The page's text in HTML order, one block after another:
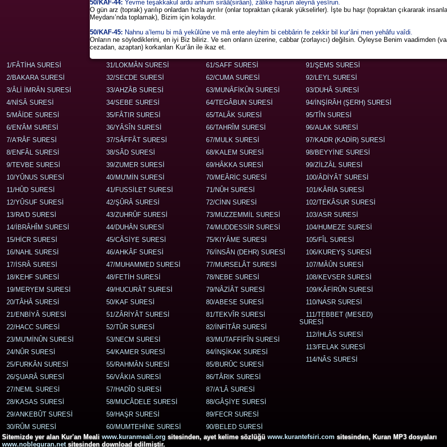
50/KAF-44: Yevme teşakkakul ardu anhum sirââ(sirâan), zâlike haşrun aleynâ yesîrun.
O gün arz (toprak) yarılıp onlardan hızla ayrılır (onlar topraktan çıkarak yükselirler). İşte bu haşr (topraktan çıkararak
Meydanı’nda toplamak), Bizim için kolaydır.
50/KAF-45: Nahnu a’lemu bi mâ yekûlûne ve mâ ente aleyhim bi cebbârin fe zekkir bil kur’âni men yehâfu vaîdi.
Onların ne söylediklerini, en iyi Biz biliriz. Ve sen onların üzerine, cabbar (zorlayıcı) değilsin. Öyleyse Benim vaadimden
cezadan, azaptan) korkanları Kur’ân ile ikaz et.
1/FÂTİHA SURESİ
2/BAKARA SURESİ
3/ÂLİ İMRÂN SURESİ
4/NİSÂ SURESİ
5/MÂİDE SURESİ
6/EN'ÂM SURESİ
7/A'RÂF SURESİ
8/ENFÂL SURESİ
9/TEVBE SURESİ
10/YÛNUS SURESİ
11/HÛD SURESİ
12/YÛSUF SURESİ
13/RA'D SURESİ
14/İBRÂHÎM SURESİ
15/HİCR SURESİ
16/NAHL SURESİ
17/İSRÂ SURESİ
18/KEHF SURESİ
19/MERYEM SURESİ
20/TÂHÂ SURESİ
21/ENBİYÂ SURESİ
22/HACC SURESİ
23/MU'MİNÛN SURESİ
24/NÛR SURESİ
25/FURKÂN SURESİ
26/ŞUARÂ SURESİ
27/NEML SURESİ
28/KASAS SURESİ
29/ANKEBÛT SURESİ
30/RÛM SURESİ
31/LOKMÂN SURESİ
32/SECDE SURESİ
33/AHZÂB SURESİ
34/SEBE SURESİ
35/FÂTIR SURESİ
36/YÂSÎN SURESİ
37/SÂFFÂT SURESİ
38/SÂD SURESİ
39/ZUMER SURESİ
40/MU'MİN SURESİ
41/FUSSİLET SURESİ
42/ŞÛRÂ SURESİ
43/ZUHRÛF SURESİ
44/DUHÂN SURESİ
45/CÂSİYE SURESİ
46/AHKÂF SURESİ
47/MUHAMMED SURESİ
48/FETİH SURESİ
49/HUCURÂT SURESİ
50/KAF SURESİ
51/ZÂRİYÂT SURESİ
52/TÛR SURESİ
53/NECM SURESİ
54/KAMER SURESİ
55/RAHMÂN SURESİ
56/VÂKIA SURESİ
57/HADÎD SURESİ
58/MUCÂDELE SURESİ
59/HAŞR SURESİ
60/MUMTEHİNE SURESİ
61/SAFF SURESİ
62/CUMA SURESİ
63/MUNÂFİKÛN SURESİ
64/TEGÂBUN SURESİ
65/TALÂK SURESİ
66/TAHRÎM SURESİ
67/MULK SURESİ
68/KALEM SURESİ
69/HÂKKA SURESİ
70/MEÂRİC SURESİ
71/NÛH SURESİ
72/CİNN SURESİ
73/MUZZEMMİL SURESİ
74/MUDDESSİR SURESİ
75/KIYÂME SURESİ
76/İNSÂN (DEHR) SURESİ
77/MURSELÂT SURESİ
78/NEBE SURESİ
79/NÂZİÂT SURESİ
80/ABESE SURESİ
81/TEKVÎR SURESİ
82/İNFİTÂR SURESİ
83/MUTAFFİFÎN SURESİ
84/İNŞİKAK SURESİ
85/BURÛC SURESİ
86/TÂRIK SURESİ
87/A'LÂ SURESİ
88/GÂŞİYE SURESİ
89/FECR SURESİ
90/BELED SURESİ
91/ŞEMS SURESİ
92/LEYL SURESİ
93/DUHÂ SURESİ
94/İNŞİRÂH (ŞERH) SURESİ
95/TÎN SURESİ
96/ALAK SURESİ
97/KADR (KADİR) SURESİ
98/BEYYİNE SURESİ
99/ZİLZÂL SURESİ
100/ÂDİYÂT SURESİ
101/KÂRİA SURESİ
102/TEKÂSUR SURESİ
103/ASR SURESİ
104/HUMEZE SURESİ
105/FÎL SURESİ
106/KUREYŞ SURESİ
107/MÂÛN SURESİ
108/KEVSER SURESİ
109/KÂFİRÛN SURESİ
110/NASR SURESİ
111/TEBBET (MESED)
SURESİ
112/İHLÂS SURESİ
113/FELAK SURESİ
114/NÂS SURESİ
Sitemizde yer alan Kur'an Meali www.kuranmeali.org sitesinden, ayet kelime sözlüğü www.kurantefsiri.com sitesinden, Kuran MP3 dosyaları
www.noblequran.netsitesinden download edilmiştir.